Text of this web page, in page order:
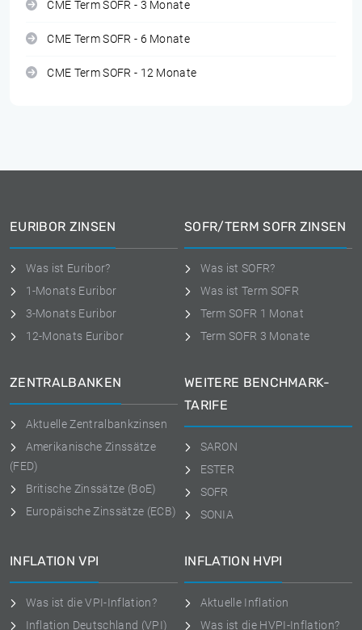
CME Term SOFR - 3 Monate
CME Term SOFR - 6 Monate
CME Term SOFR - 12 Monate
EURIBOR ZINSEN
Was ist Euribor?
1-Monats Euribor
3-Monats Euribor
12-Monats Euribor
SOFR/TERM SOFR ZINSEN
Was ist SOFR?
Was ist Term SOFR
Term SOFR 1 Monat
Term SOFR 3 Monate
ZENTRALBANKEN
Aktuelle Zentralbankzinsen
Amerikanische Zinssätze
(FED)
Britische Zinssätze (BoE)
Europäische Zinssätze (ECB)
WEITERE BENCHMARK-
TARIFE
SARON
ESTER
SOFR
SONIA
INFLATION VPI
Was ist die VPI-Inflation?
Inflation Deutschland (VPI)
INFLATION HVPI
Aktuelle Inflation
Was ist die HVPI-Inflation?